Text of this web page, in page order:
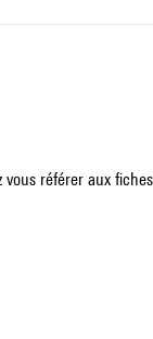
vous référer aux